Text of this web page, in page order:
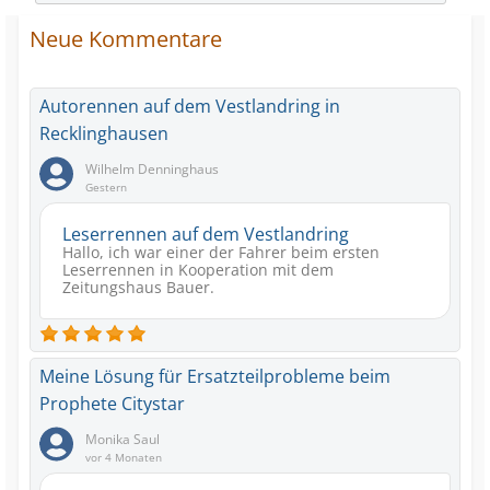
Neue Kommentare
Autorennen auf dem Vestlandring in
Recklinghausen
Wilhelm Denninghaus
Gestern
Leserrennen auf dem Vestlandring
Hallo, ich war einer der Fahrer beim ersten
Leserrennen in Kooperation mit dem
Zeitungshaus Bauer.
Meine Lösung für Ersatzteilprobleme beim
Prophete Citystar
Monika Saul
vor 4 Monaten